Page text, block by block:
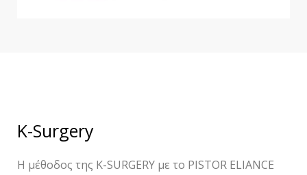
K-Surgery
Η μέθοδος της K-SURGERY με το PISTOR ELIANCE